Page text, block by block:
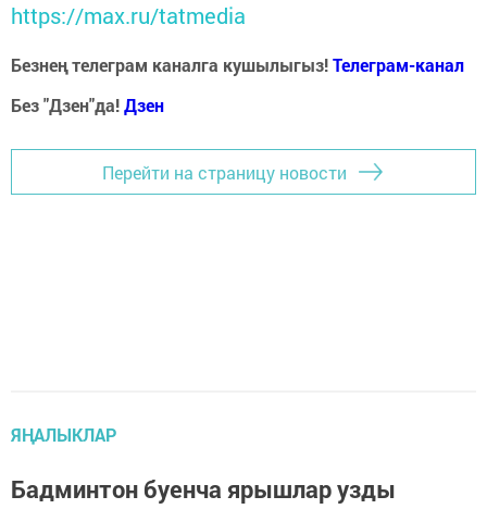
https://max.ru/tatmedia
Безнең телеграм каналга кушылыгыз!Телеграм-канал
Без "Дзен"да!Дзен
Перейти на страницу новости
ЯҢАЛЫКЛАР
Бадминтон буенча ярышлар узды